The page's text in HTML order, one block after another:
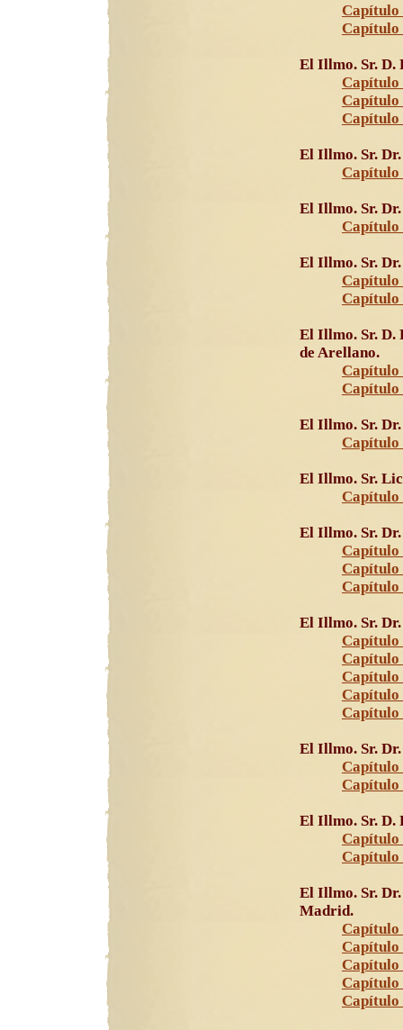
El Illmo. Sr. D.
El Illmo. Sr.
Capítulo
El Illmo. Sr.
El Illmo. Sr.
Capítulo
El Illmo. Sr. D.
de Arellano.
El Illmo. Sr.
El Illmo. Sr.
El Illmo. Sr.
Capítulo
El Illmo. Sr.
Capítulo
El Illmo. Sr.
El Illmo. Sr. D.
El Illmo. Sr.
Madrid.
Capítulo